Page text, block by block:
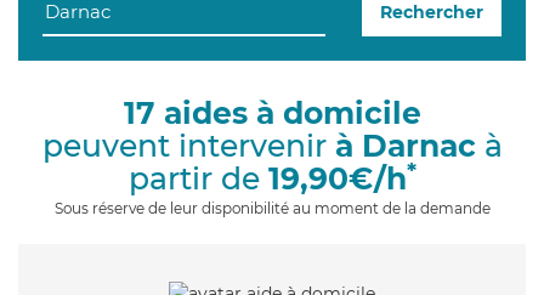
g
Rechercher
17 aides à domicile
peuvent intervenir à Darnacà
partir de 19,90€/h*
Sous réserve de leur disponibilité au moment de la demande